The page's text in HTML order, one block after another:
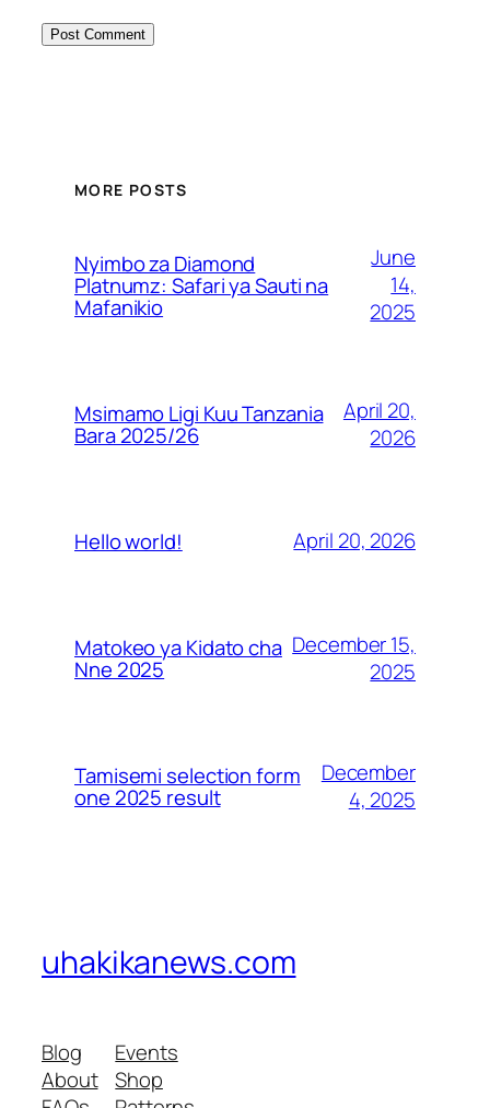
MORE POSTS
Nyimbo za Diamond
Platnumz: Safari ya Sauti na
Mafanikio
June
14,
2025
Msimamo Ligi Kuu Tanzania
Bara 2025/26
April 20,
2026
Hello world! April 20, 2026
Matokeo ya Kidato cha
Nne 2025
December 15,
2025
Tamisemi selection form
one 2025 result
December
4, 2025
uhakikanews.com
Blog
About
Events
Shop